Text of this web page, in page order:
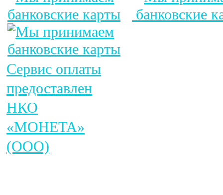
Сервис оплаты
предоставлен
НКО
«МОНЕТА»
(ООО)